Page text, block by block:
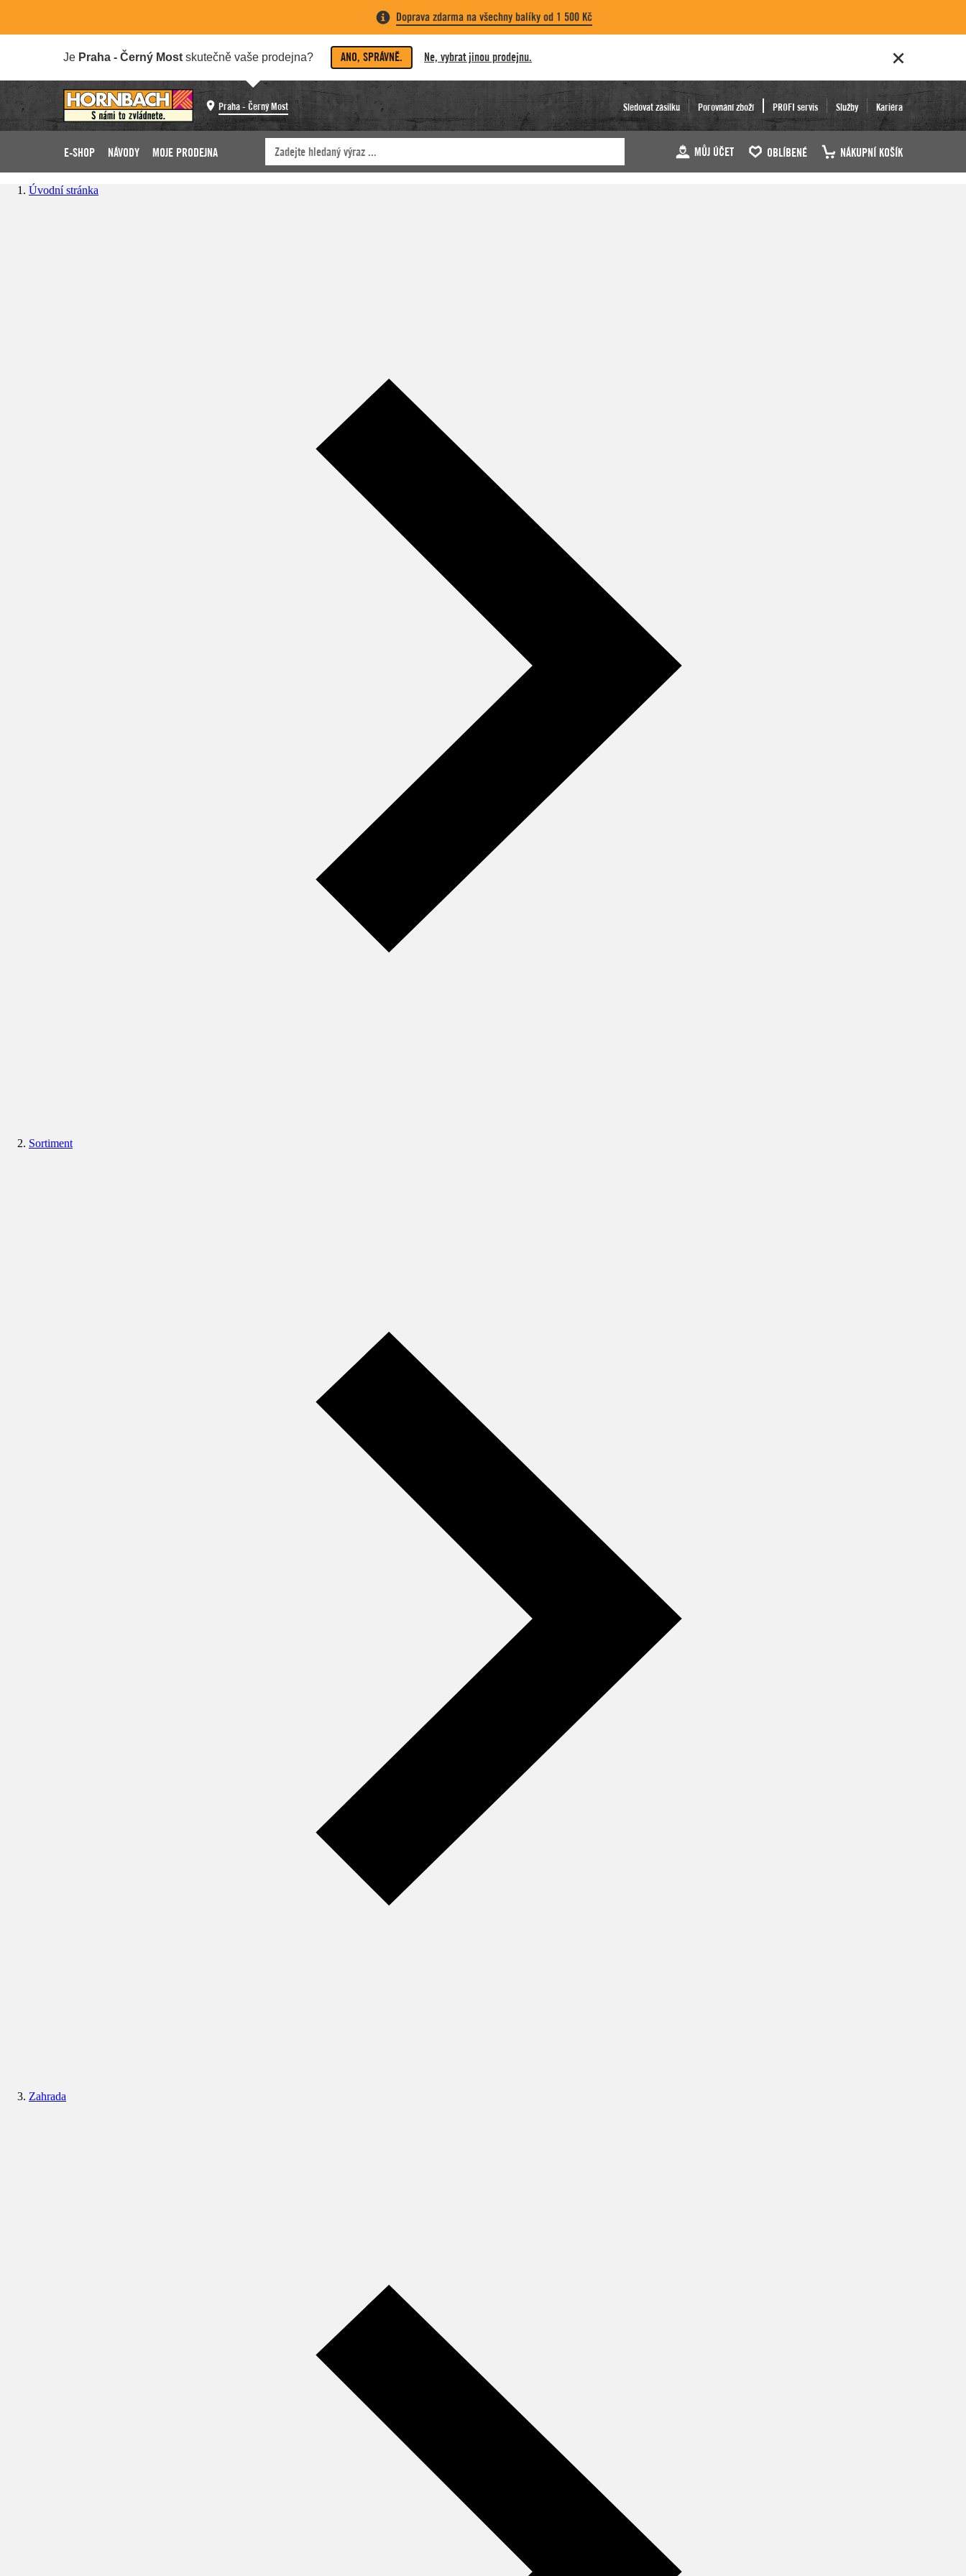
Doprava zdarma na všechny balíky od 1 500 Kč
Je Praha - Černý Most skutečně vaše prodejna? ANO, SPRÁVNĚ. Ne, vybrat jinou prodejnu.
Praha - Černý Most Sledovat zásilku Porovnání zboží PROFI servis Služby Kariéra
E-SHOP NÁVODY MOJE PRODEJNA MŮJ ÚČET OBLÍBENÉ NÁKUPNÍ KOŠÍK
Úvodní stránka
Sortiment
Zahrada